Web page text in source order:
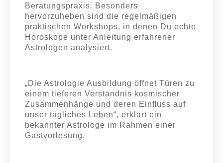
Beratungspraxis. Besonders
hervorzuheben sind die regelmäßigen
praktischen Workshops, in denen Du echte
Horoskope unter Anleitung erfahrener
Astrologen analysiert.
„Die Astrologie Ausbildung öffnet Türen zu
einem tieferen Verständnis kosmischer
Zusammenhänge und deren Einﬂuss auf
unser tägliches Leben“, erklärt ein
bekannter Astrologe im Rahmen einer
Gastvorlesung.